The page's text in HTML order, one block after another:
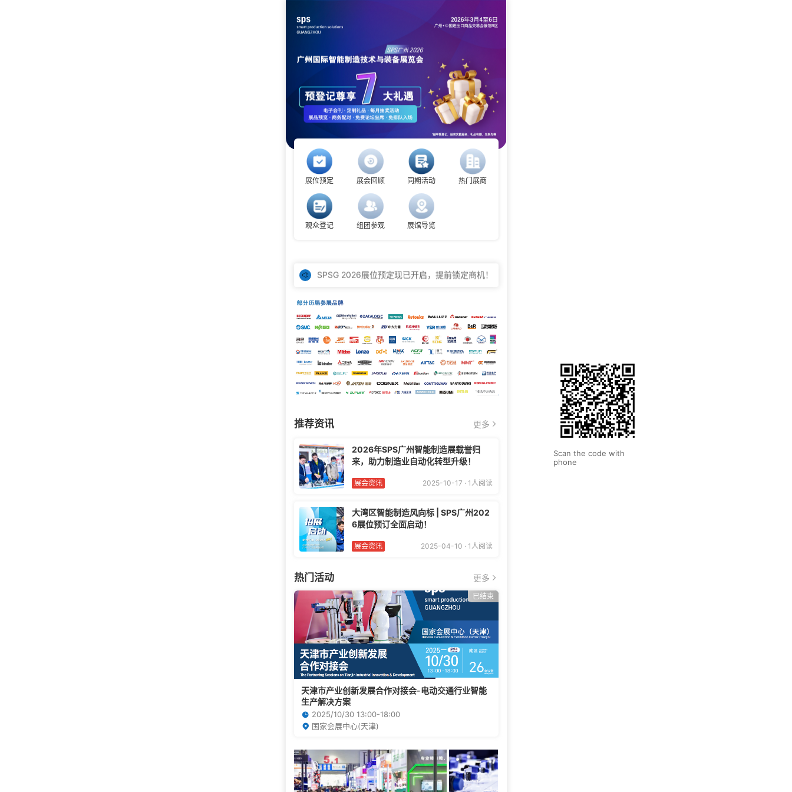
展位预定 展会回顾 同期活动 热门展商
观众登记 组团参观 展馆导览

点击展位预定，联系我们获取一手资讯！
推荐资讯 更多 
2026年SPS广州智能制造展载誉归
来，助力制造业自动化转型升级！
展会资讯 2025-10-17 · 1人阅读
大湾区智能制造风向标 | SPS广州202
6展位预订全面启动！
展会资讯 2025-04-10 · 1人阅读
热门活动 更多 
已结束
天津市产业创新发展合作对接会-电动交通行业智能
生产解决方案
 2025/10/30 13:00-18:00
 国家会展中心(天津)
Scan the code with
phone